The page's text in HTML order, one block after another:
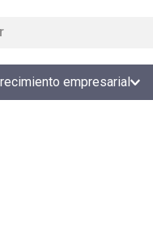
empresarial